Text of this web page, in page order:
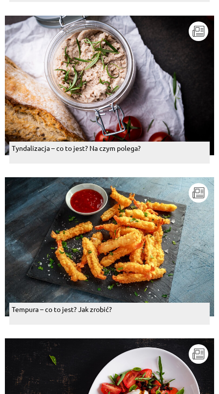
Tyndalizacja – co to jest? Na czym polega?
Tempura – co to jest? Jak zrobić?